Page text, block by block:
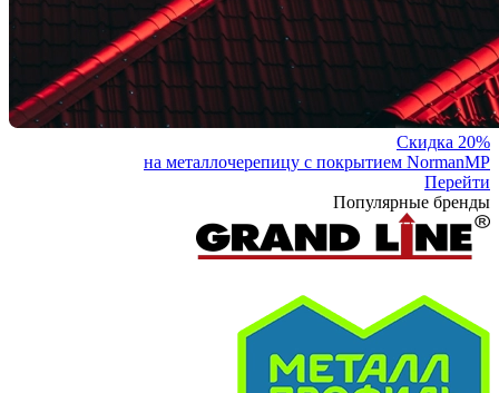
Скидка 20%
на металлочерепицу с покрытием NormanMP
Перейти
Популярные бренды